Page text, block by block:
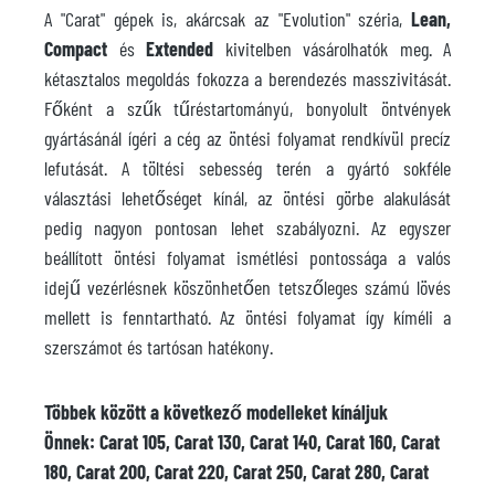
A "Carat" gépek is, akárcsak az "Evolution" széria, Lean,
Compact és Extended kivitelben vásárolhatók meg. A
kétasztalos megoldás fokozza a berendezés masszivitását.
Főként a szűk tűréstartományú, bonyolult öntvények
gyártásánál ígéri a cég az öntési folyamat rendkívül precíz
lefutását. A töltési sebesség terén a gyártó sokféle
választási lehetőséget kínál, az öntési görbe alakulását
pedig nagyon pontosan lehet szabályozni. Az egyszer
beállított öntési folyamat ismétlési pontossága a valós
idejű vezérlésnek köszönhetően tetszőleges számú lövés
mellett is fenntartható. Az öntési folyamat így kíméli a
szerszámot és tartósan hatékony.
Többek között a következő modelleket kínáljuk
Önnek: Carat 105, Carat 130, Carat 140, Carat 160, Carat
180, Carat 200, Carat 220, Carat 250, Carat 280, Carat